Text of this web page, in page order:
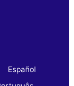
Español